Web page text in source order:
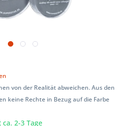
von der Realität abweichen. Aus den
keine Rechte in Bezug auf die Farbe
2-3 Tage